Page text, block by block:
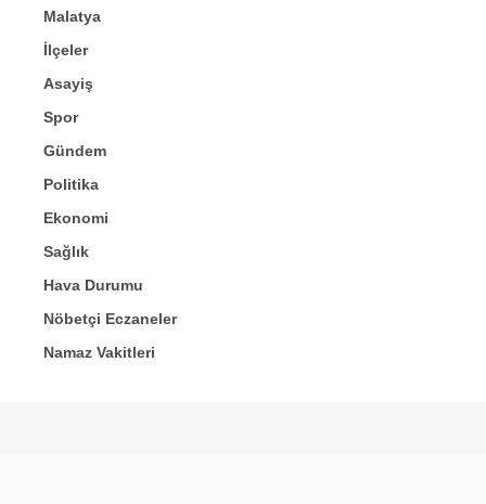
Malatya
İlçeler
Asayiş
Spor
Gündem
Politika
Ekonomi
Sağlık
Hava Durumu
Nöbetçi Eczaneler
Namaz Vakitleri